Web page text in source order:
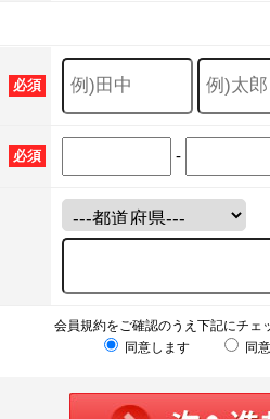
必須
必須 -
会員規約をご確認のうえ下記にチェ
同意します
同